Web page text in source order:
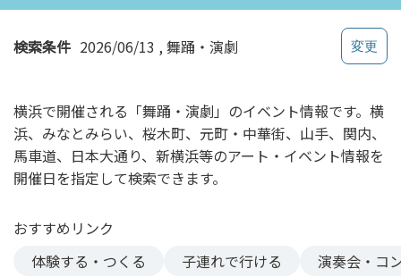
の
ク
検索条件 2026/06/13 舞踊・演劇
横浜で開催される「舞踊・演劇」のイベント情報です。横
浜、みなとみらい、桜木町、元町・中華街、山手、関内、
馬車道、日本大通り、新横浜等のアート・イベント情報を
開催日を指定して検索できます。
おすすめリンク
体験する・つくる
子連れで行ける 演奏会・コ